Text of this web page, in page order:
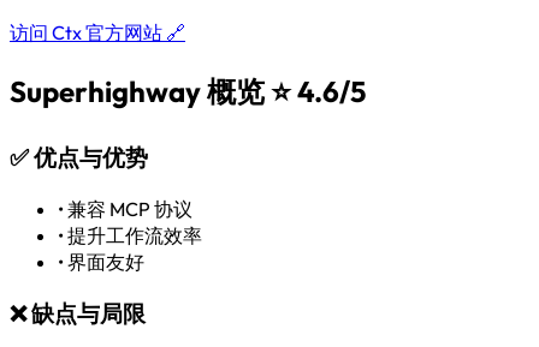
访问 Ctx 官方网站 🔗
Superhighway 概览⭐ 4.6/5
✅优点与优势
•兼容 MCP 协议
•提升工作流效率
•界面友好
❌缺点与局限